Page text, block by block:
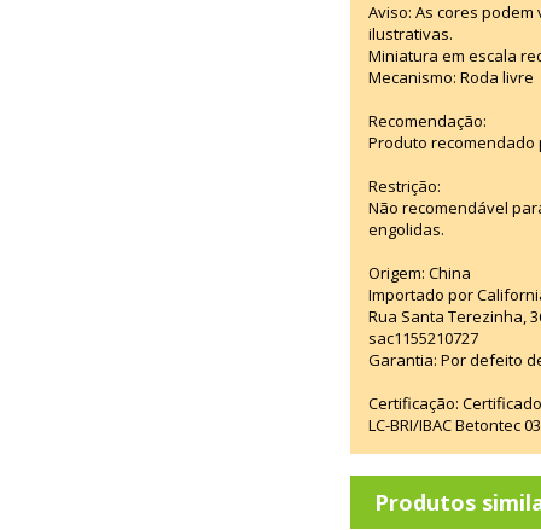
Aviso: As cores
ilustrativas.
Miniatura em escala
Mecanismo: Roda livre
Recomendação:
Produto recomendado
Restrição:
Não recomendável
engolidas.
Origem: China
Importado por
Rua Santa Terezinha,
sac1155210727
Garantia: Por defeito
Certificação:
LC-BRI/IBAC Betontec
Produtos